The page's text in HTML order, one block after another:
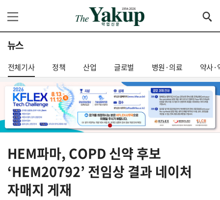
뉴스
전체기사 정책 산업 글로벌 병원·의료 약사·
HEM파마, COPD 신약 후보
‘HEM20792’ 전임상 결과 네이처
자매지 게재